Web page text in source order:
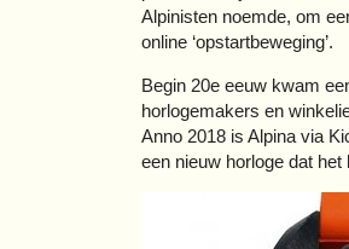
Alpinisten noemde, om
online ‘opstartbeweging’.
Begin 20e eeuw kwam
horlogemakers en
Anno 2018 is Alpina via
een nieuw horloge dat